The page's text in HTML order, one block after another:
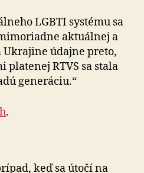
LGBTI systému sa
aktuálnej a
údajne preto,
platenej RTVS sa stala
generáciu.“
.
keď sa útočí na